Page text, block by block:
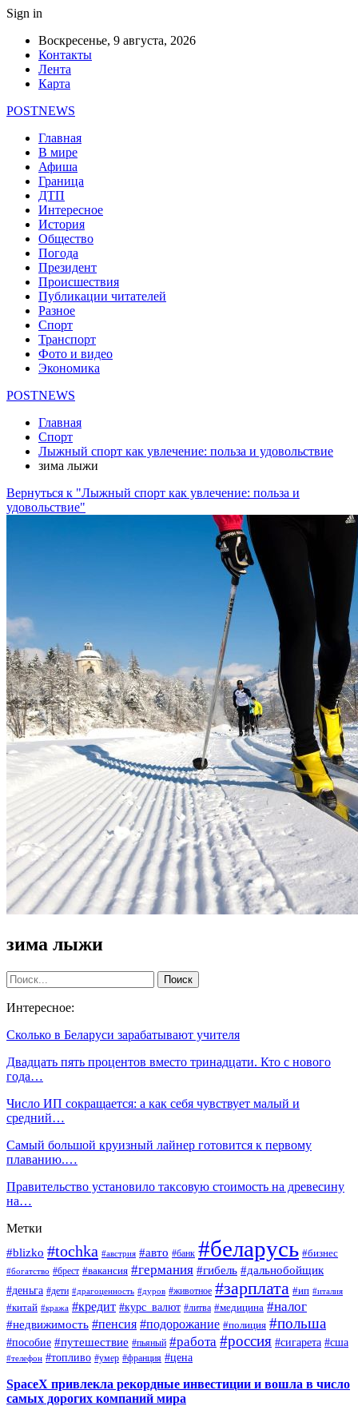
Sign in
Воскресенье, 9 августа, 2026
Контакты
Лента
Карта
POSTNEWS
Главная
В мире
Афиша
Граница
ДТП
Интересное
История
Общество
Погода
Президент
Происшествия
Публикации читателей
Разное
Спорт
Транспорт
Фото и видео
Экономика
POSTNEWS
Главная
Спорт
Лыжный спорт как увлечение: польза и удовольствие
зима лыжи
Вернуться к "Лыжный спорт как увлечение: польза и
удовольствие"
зима лыжи
Интересное:
Сколько в Беларуси зарабатывают учителя
Двадцать пять процентов вместо тринадцати. Кто с нового
года…
Число ИП сокращается: а как себя чувствует малый и
средний…
Самый большой круизный лайнер готовится к первому
плаванию.…
Правительство установило таксовую стоимость на древесину
на…
Метки
#blizko #tochka #австрия #авто #банк #беларусь #бизнес
#богатство #брест #вакансия #германия #гибель #дальнобойщик
#деньга #дети #драгоценность #дуров #животное #зарплата #ип #италия
#китай #кража #кредит #курс_валют #литва #медицина #налог
#недвижимость #пенсия #подорожание #полиция #польша
#пособие #путешествие #пьяный #работа #россия #сигарета #сша
#телефон #топливо #умер #франция #цена
SpaceX привлекла рекордные инвестиции и вошла в число
самых дорогих компаний мира